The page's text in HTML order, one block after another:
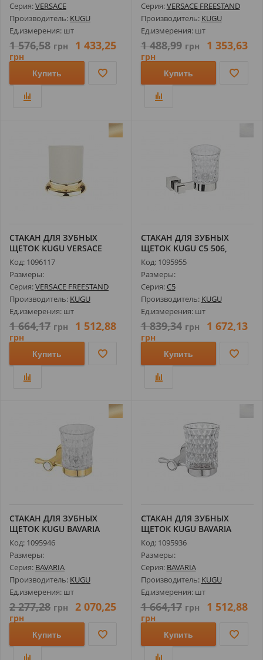
Серия:VERSACE
Производитель: KUGU
Ед.измерения: шт
1 576,58 грн 1 433,25
грн
Купить
Серия:VERSACE FREESTAND
Производитель: KUGU
Ед.измерения: шт
1 488,99 грн 1 353,63
грн
Купить
СТАКАН ДЛЯ ЗУБНЫХ
ЩЕТОК KUGU VERSACE
FREESTAND 250G,...
Код: 1096117
Размеры:
Серия:VERSACE FREESTAND
Производитель: KUGU
Ед.измерения: шт
1 664,17 грн 1 512,88
грн
Купить
СТАКАН ДЛЯ ЗУБНЫХ
ЩЕТОК KUGU С5 506,
ХРОМ
Код: 1095955
Размеры:
Серия: C5
Производитель: KUGU
Ед.измерения: шт
1 839,34 грн 1 672,13
грн
Купить
СТАКАН ДЛЯ ЗУБНЫХ
ЩЕТОК KUGU BAVARIA
306G, ЗОЛОТО
Код: 1095946
Размеры:
Серия: BAVARIA
Производитель: KUGU
Ед.измерения: шт
2 277,28 грн 2 070,25
грн
Купить
СТАКАН ДЛЯ ЗУБНЫХ
ЩЕТОК KUGU BAVARIA
306С, ХРОМ
Код: 1095936
Размеры:
Серия: BAVARIA
Производитель: KUGU
Ед.измерения: шт
1 664,17 грн 1 512,88
грн
Купить